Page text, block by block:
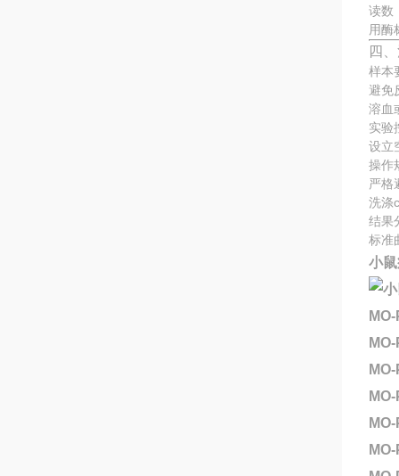
读数
用酶
四
样本
避免
溶血
实验
设立
操作
严格
洗涤
结果
标准
小